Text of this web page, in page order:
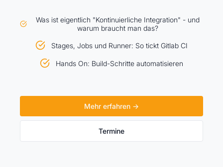
Was ist eigentlich "Kontinuierliche Integration" - und
warum braucht man das?
Stages, Jobs und Runner: So tickt Gitlab CI
Hands On: Build-Schritte automatisieren
Mehr erfahren →
Termine